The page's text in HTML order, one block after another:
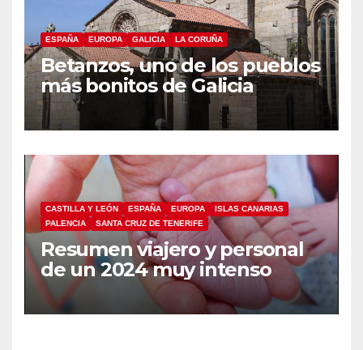
ESPAÑA EUROPA GALICIA LA CORUÑA
Betanzos, uno de los pueblos
más bonitos de Galicia
CASTILLA Y LEÓN ESPAÑA EUROPA
ISLAS CANARIAS
PALENCIA
SANTA CRUZ DE TENERIFE
Resumen viajero y personal
de un 2024 muy intenso